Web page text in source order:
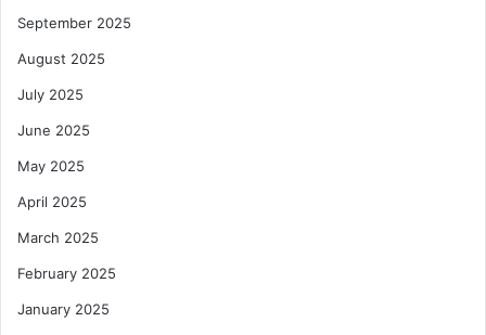
September 2025
August 2025
July 2025
June 2025
May 2025
April 2025
March 2025
February 2025
January 2025